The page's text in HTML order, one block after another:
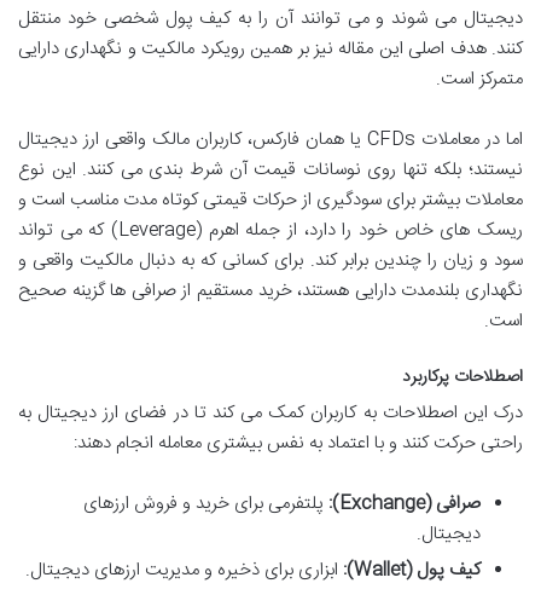
دیجیتال می شوند و می توانند آن را به کیف پول شخصی خود منتقل
کنند. هدف اصلی این مقاله نیز بر همین رویکرد مالکیت و نگهداری دارایی
متمرکز است.
اما در معاملات CFDs یا همان فارکس، کاربران مالک واقعی ارز دیجیتال
نیستند؛ بلکه تنها روی نوسانات قیمت آن شرط بندی می کنند. این نوع
معاملات بیشتر برای سودگیری از حرکات قیمتی کوتاه مدت مناسب است و
ریسک های خاص خود را دارد، از جمله اهرم (Leverage) که می تواند
سود و زیان را چندین برابر کند. برای کسانی که به دنبال مالکیت واقعی و
نگهداری بلندمدت دارایی هستند، خرید مستقیم از صرافی ها گزینه صحیح
است.
اصطلاحات پرکاربرد
درک این اصطلاحات به کاربران کمک می کند تا در فضای ارز دیجیتال به
راحتی حرکت کنند و با اعتماد به نفس بیشتری معامله انجام دهند:
صرافی (Exchange):
پلتفرمی برای خرید و فروش ارزهای
دیجیتال.
کیف پول (Wallet):
ابزاری برای ذخیره و مدیریت ارزهای دیجیتال.